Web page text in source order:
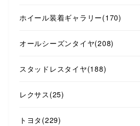
ホイール装着ギャラリー(170)
オールシーズンタイヤ(208)
スタッドレスタイヤ(188)
レクサス (25)
トヨタ (229)